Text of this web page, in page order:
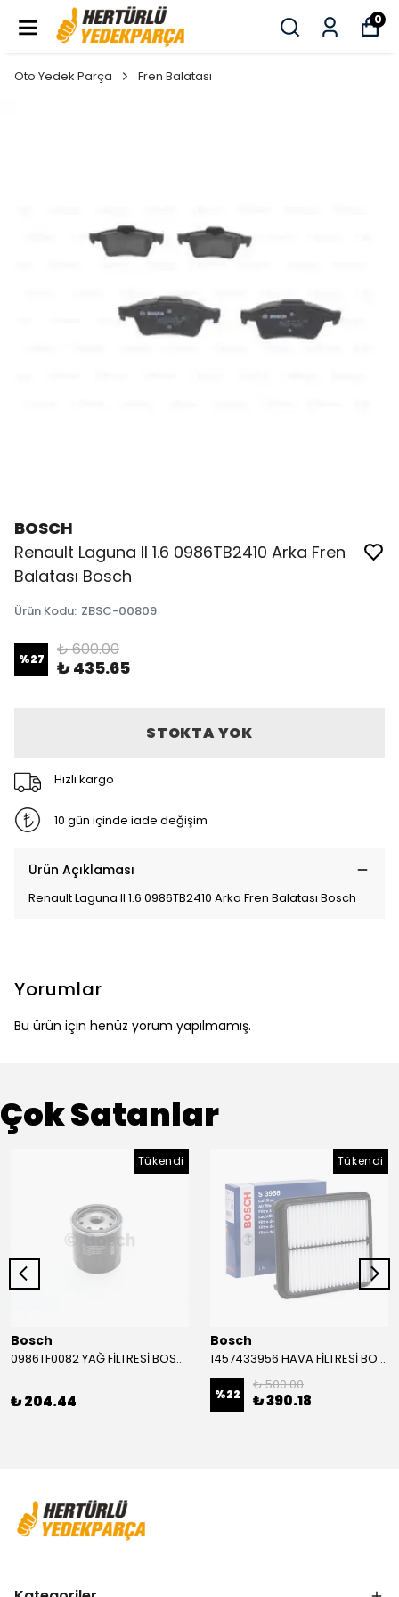
0
Oto Yedek Parça Fren Balatası
BOSCH
Renault Laguna II 1.6 0986TB2410 Arka Fren
Balatası Bosch
Ürün Kodu: ZBSC-00809
%27 ₺ 600.00
₺ 435.65
STOKTA YOK
Hızlı kargo
10 gün içinde iade değişim
Ürün Açıklaması
Renault Laguna II 1.6 0986TB2410 Arka Fren Balatası Bosch
Yorumlar
Bu ürün için henüz yorum yapılmamış.
Çok Satanlar
Tükendi
Bosch
0986TF0082 YAĞ FİLTRESİ BOSCH
₺ 204.44
Tükendi
Bosch
1457433956 HAVA FİLTRESİ BOSCH
%22
₺ 500.00
₺ 390.18